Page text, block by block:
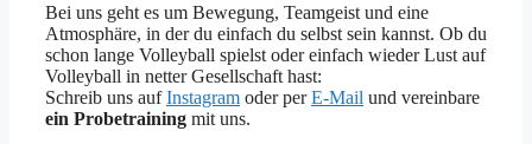
Bei uns geht es um Bewegung, Teamgeist und eine
Atmosphäre, in der du einfach du selbst sein kannst. Ob du
schon lange Volleyball spielst oder einfach wieder Lust auf
Volleyball in netter Gesellschaft hast:
Schreib uns aufInstagram oder perE-Mail und vereinbare
ein Probetraining mit uns.